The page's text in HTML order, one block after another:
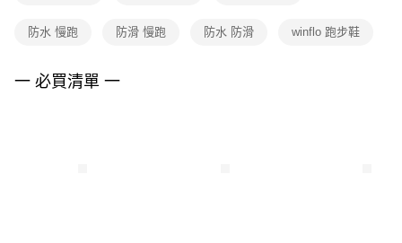
權轉讓予恩沛科技股份有限公司。
３．未成年的使用者請事先徵得法定代理人或監護人之同意方可使用
「AFTEE先享後付」，若未經同意申辦者引起之損失，本公司不負相關責
防水 慢跑 防滑 慢跑 防水 防滑 winflo 跑步鞋
一 必買清單 一